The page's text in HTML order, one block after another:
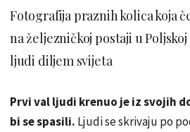
Fotografija praznih kolica koja
na željezničkoj postaji u
ljudi diljem svijeta
Prvi val ljudi krenuo je iz svojih
bi se spasili. Ljudi se skrivaju po